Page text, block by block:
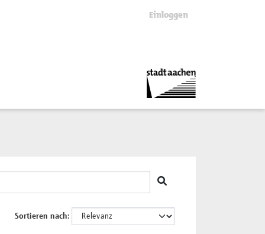
Einloggen
Sortieren nach